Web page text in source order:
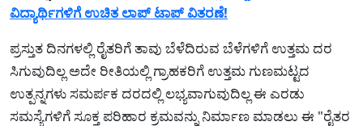
ವಿದ್ಯಾರ್ಥಿಗಳಿಗೆ ಉಚಿತ ಲಾಪ್ ಟಾಪ್ ವಿತರಣೆ!
ಪ್ರಸ್ತುತ ದಿನಗಳಲ್ಲಿ ರೈತರಿಗೆ ತಾವು ಬೆಳೆದಿರುವ ಬೆಳೆಗಳಿಗೆ ಉತ್ತಮ ದರ
ಸಿಗುವುದಿಲ್ಲ ಅದೇ ರೀತಿಯಲ್ಲಿ ಗ್ರಾಹಕರಿಗೆ ಉತ್ತಮ ಗುಣಮಟ್ಟದ
ಉತ್ಪನ್ನಗಳು ಸಮರ್ಪಕ ದರದಲ್ಲಿ ಲಭ್ಯವಾಗುವುದಿಲ್ಲ ಈ ಎರಡು
ಸಮಸ್ಯೆಗಳಿಗೆ ಸೂಕ್ತ ಪರಿಹಾರ ಕ್ರಮವನ್ನು ನಿರ್ಮಾಣ ಮಾಡಲು ಈ "ರೈತರ